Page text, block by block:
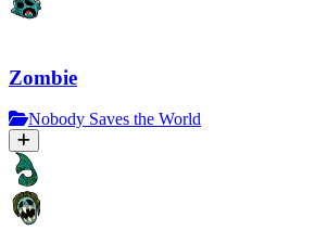
Zombie
Nobody Saves the World